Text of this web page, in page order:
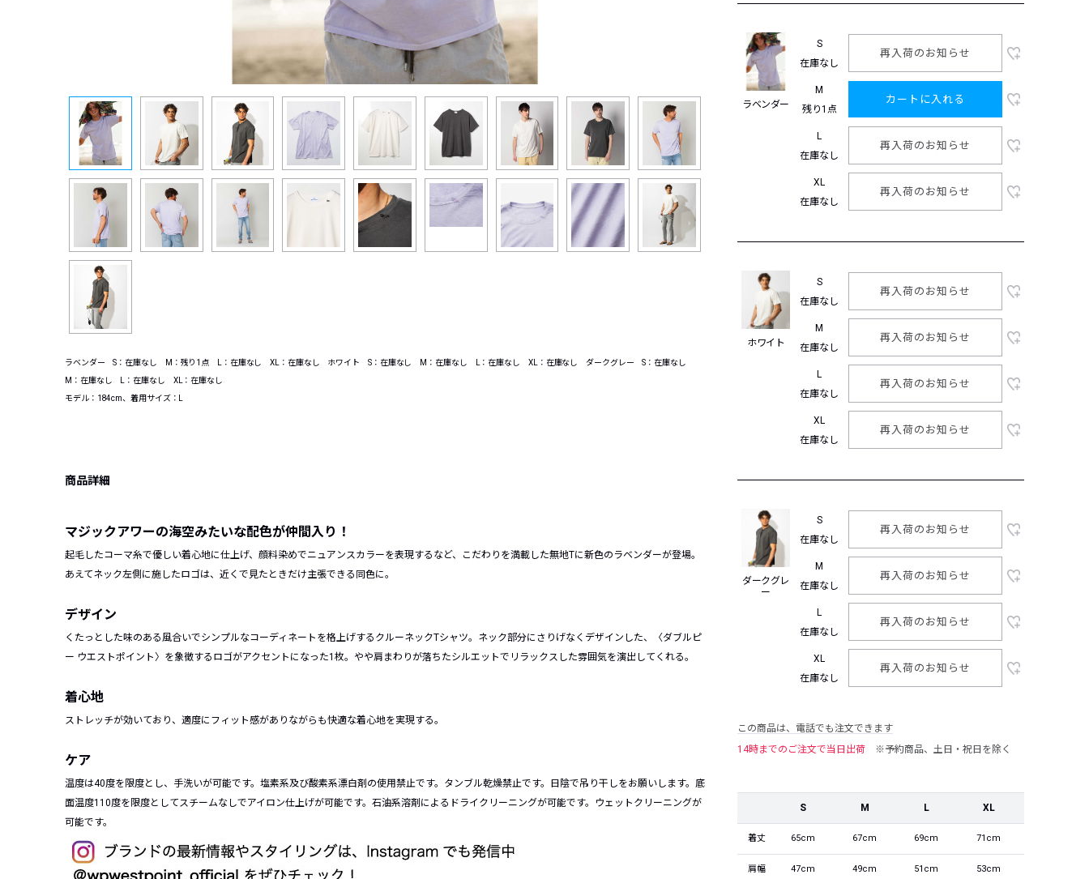
ラベンダー S：在庫なし M：残り1点 L：在庫なし XL：在庫なし ホワイト S：在庫なし M：在庫なし L：在庫なし XL：在庫なし ダークグレー S：在庫なし
M：在庫なし L：在庫なし XL：在庫なし
モデル：184cm、着用サイズ：L
商品詳細
マジックアワーの海空みたいな配色が仲間入り！
起毛したコーマ糸で優しい着心地に仕上げ、顔料染めでニュアンスカラーを表現するなど、こだわりを満載した無地Tに新色のラベンダーが登場。
あえてネック左側に施したロゴは、近くで見たときだけ主張できる同色に。
デザイン
くたっとした味のある風合いでシンプルなコーディネートを格上げするクルーネックTシャツ。ネック部分にさりげなくデザインした、〈ダブルピ
ー ウエストポイント〉を象徴するロゴがアクセントになった1枚。やや肩まわりが落ちたシルエットでリラックスした雰囲気を演出してくれる。
着心地
ストレッチが効いており、適度にフィット感がありながらも快適な着心地を実現する。
ケア
温度は40度を限度とし、手洗いが可能です。塩素系及び酸素系漂白剤の使用禁止です。タンブル乾燥禁止です。日陰で吊り干しをお願いします。底
面温度110度を限度としてスチームなしでアイロン仕上げが可能です。石油系溶剤によるドライクリーニングが可能です。ウェットクリーニングが
可能です。
ラベンダー
S
在庫なし
再入荷のお知らせ
M
残り1点
カートに入れる
L
在庫なし
再入荷のお知らせ
XL
在庫なし
再入荷のお知らせ
ホワイト
S
在庫なし
再入荷のお知らせ
M
在庫なし
再入荷のお知らせ
L
在庫なし
再入荷のお知らせ
XL
在庫なし
再入荷のお知らせ
ダークグレ
ー
S
在庫なし
再入荷のお知らせ
M
在庫なし
再入荷のお知らせ
L
在庫なし
再入荷のお知らせ
XL
在庫なし
再入荷のお知らせ
この商品は、電話でも注文できます
14時までのご注文で当日出荷
※予約商品、土日・祝日を除く
S M L XL
着丈 65cm 67cm 69cm 71cm
肩幅 47cm 49cm 51cm 53cm